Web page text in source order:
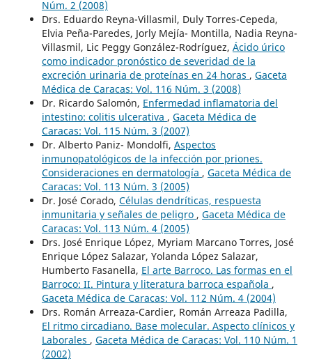
Núm. 2 (2008)
Drs. Eduardo Reyna-Villasmil, Duly Torres-Cepeda,
Elvia Peña-Paredes, Jorly Mejía- Montilla, Nadia Reyna-
Villasmil, Lic Peggy González-Rodríguez, Ácido úrico
como indicador pronóstico de severidad de la
excreción urinaria de proteínas en 24 horas , Gaceta
Médica de Caracas: Vol. 116 Núm. 3 (2008)
Dr. Ricardo Salomón, Enfermedad inflamatoria del
intestino: colitis ulcerativa , Gaceta Médica de
Caracas: Vol. 115 Núm. 3 (2007)
Dr. Alberto Paniz- Mondolfi, Aspectos
inmunopatológicos de la infección por priones.
Consideraciones en dermatología , Gaceta Médica de
Caracas: Vol. 113 Núm. 3 (2005)
Dr. José Corado, Células dendríticas, respuesta
inmunitaria y señales de peligro , Gaceta Médica de
Caracas: Vol. 113 Núm. 4 (2005)
Drs. José Enrique López, Myriam Marcano Torres, José
Enrique López Salazar, Yolanda López Salazar,
Humberto Fasanella, El arte Barroco. Las formas en el
Barroco: II. Pintura y literatura barroca española ,
Gaceta Médica de Caracas: Vol. 112 Núm. 4 (2004)
Drs. Román Arreaza-Cardier, Román Arreaza Padilla,
El ritmo circadiano. Base molecular. Aspecto clínicos y
Laborales , Gaceta Médica de Caracas: Vol. 110 Núm. 1
(2002)